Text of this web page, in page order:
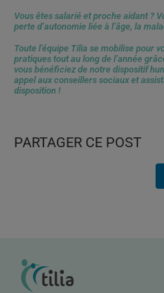
Vous êtes salarié et proche aidant ?
perte d’autonomie liée à l’âge, la
Toute l’équipe Tilia se mobilise pour
pratiques tout au long de l’année
vous bénéficiez de notre dispositif
appel aux conseillers sociaux et
disposition !
PARTAGER CE POST